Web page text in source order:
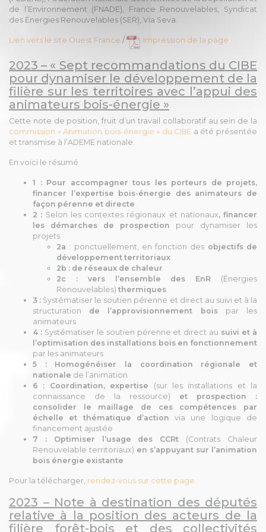
de l’Environnement (FNADE), France Renouvelables, Syndicat
des Énergies Renouvelables (SER), Via Seva.
Lien vers le site Ouest France / Impression de la page
2023 – « Sept recommandations du CIBE
pour dynamiser le développement de la
filière sur les territoires avec l’appui des
animateurs bois-énergie »
Cette note de position, fruit d’un travail collaboratif au sein de la
commission « Animation bois-énergie » du CIBE a été présentée
et transmise à l’ADEME nationale.
En voici le résumé
1 : Pour accompagner tous les porteurs de projets,
financer l’expertise bois-énergie des animateurs de
façon pérenne et directe
2 : Selon les contextes régionaux et nationaux, financer
les démarches de prospection pour dynamiser les
projets
2a : ponctuellement, en fonction des objectifs de
développement territoriaux
2b : de réseaux de chaleur
2c : vers l’ensemble des EnR (Énergies
Renouvelables) thermiques
3 : Systématiser le soutien pérenne et direct au suivi et à la
structuration de l’approvisionnement boispar les
animateurs
4 :Systématiser le soutien pérenne et direct au suivi et à
l’optimisation des installations bois en fonctionnement
par les animateurs
5 :
Homogénéiser la coordination régionale et
nationale de l’animation
6 :
Coordination, expertise (sur les installations et la
connaissance de la ressource) et prospection :
consolider le maillage de ces compétences par
échelle et thématique d’action via une logique de
financement ajustée
7 : Optimiser l’usage des
CCRt (Contrats Chaleur
Renouvelable territoriaux) en s’appuyant sur l’animation
bois énergie existante
Pour la télécharger, rendez-vous sur cette page.
2023 – Note à destination des députés
relative à la position des acteurs de la
filière forêt-bois et des collectivités